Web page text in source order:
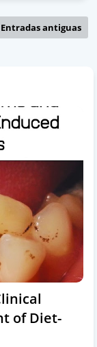
Entradas antiguas
of Diet-